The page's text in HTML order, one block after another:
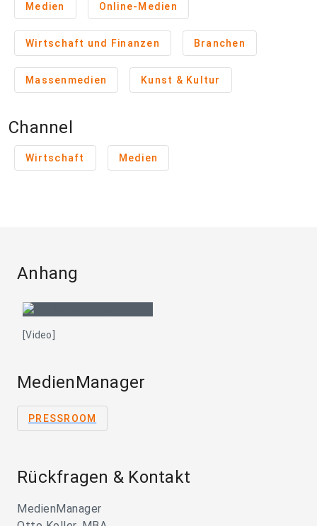
Medien Online-Medien
Wirtschaft und Finanzen Branchen
Massenmedien Kunst & Kultur
Channel
Wirtschaft Medien
Anhang
[Video]
MedienManager
PRESSROOM
Rückfragen & Kontakt
MedienManager